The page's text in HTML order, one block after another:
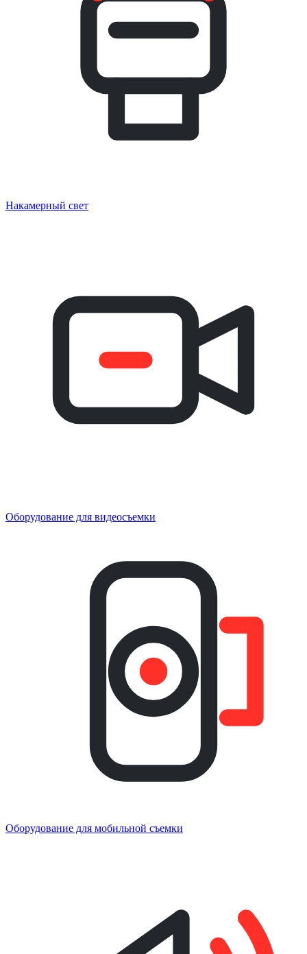
Накамерный свет
Оборудование для видеосъемки
Оборудование для мобильной съемки